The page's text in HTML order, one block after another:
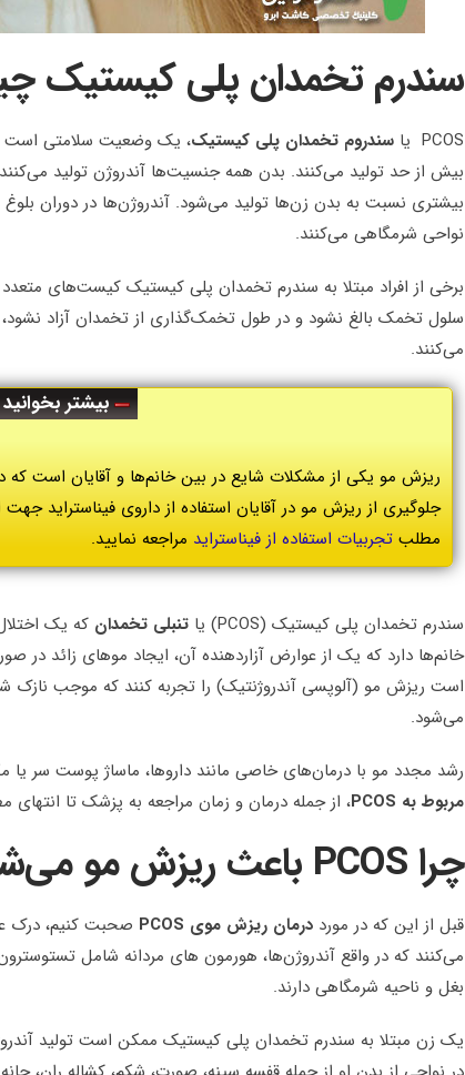
سندرم تخمدان پلی کیستیک
PCOS یا سندروم تخمدان پلی کیستیک، یک وضعیت سلامتی است
بیش از حد تولید می‌کنند. بدن همه جنسیت‌ها آندروژن تولید
بیشتری نسبت به بدن زن‌ها تولید می‌شود. آندروژن‌ها در دوران
نواحی شرمگاهی می‌کنند.
برخی از افراد مبتلا به سندرم تخمدان پلی کیستیک کیست‌های
سلول تخمک بالغ نشود و در طول تخمک‌گذاری از تخمدان آزاد
می‌کنند.
بیشتر بخوانید
ریزش مو یکی از مشکلات شایع در بین خانم‌ها و آقایان است که
جلوگیری از ریزش مو در آقایان استفاده از داروی فیناستراید
مطلب تجربیات استفاده از فیناستراید مراجعه نمایید.
سندرم تخمدان پلی کیستیک (PCOS) یا تنبلی تخمدان که یک
است ریزش مو (آلوپسی آندروژنتیک) را تجربه کنند که موجب
می‌شود.
رشد مجدد مو با درمان‌های خاصی مانند داروها، ماساژ پوست سر یا
مربوط به
، از جمله درمان و زمان مراجعه به پزشک تا انتهای
چرا PCOS باعث ریزش مو می‌شود؟
قبل از این که در مورد درمان ریزش موی PCOS صحبت کنیم، درک
می‌کنند که در واقع آندروژن‌ها، هورمون های مردانه شامل
بغل و ناحیه شرمگاهی دارند.
یک زن مبتلا به سندرم تخمدان پلی کیستیک ممکن است تولید